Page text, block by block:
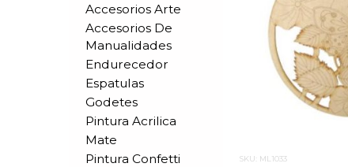
Accesorios Arte
Accesorios De
Manualidades
Endurecedor
Espatulas
Godetes
Pintura Acrilica
Mate
Pintura Confetti
SKU: ML1033